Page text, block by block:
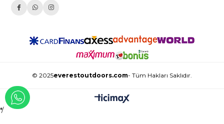
© 2025everestoutdoors.com- Tüm Hakları Saklıdır.
*/
WHATSAPP İLE İLETİŞİME GEÇ